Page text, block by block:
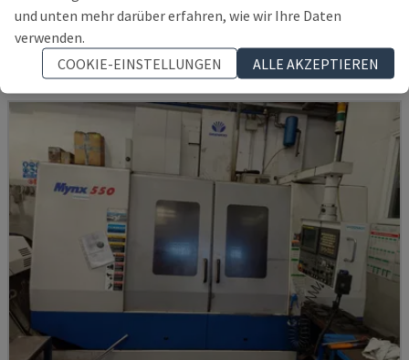
DEUTSCHLAND 2021 6.000 STD
145.000 €
und unten mehr darüber erfahren, wie wir Ihre Daten
verwenden.
COOKIE-EINSTELLUNGEN
ALLE AKZEPTIEREN